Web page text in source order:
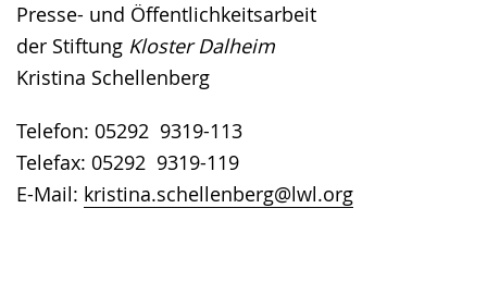
Presse- und Öffentlichkeitsarbeit
der Stiftung Kloster Dalheim
Kristina Schellenberg
Telefon: 05292 9319-113
Telefax: 05292 9319-119
E-Mail: kristina.schellenberg@lwl.org
angezeigt.